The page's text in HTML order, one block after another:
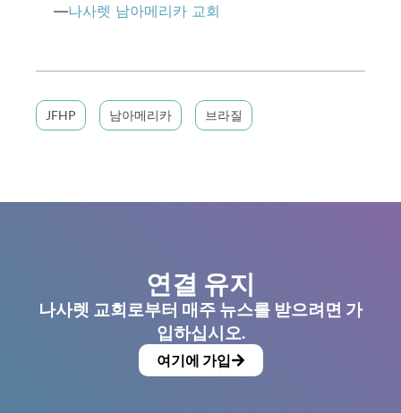
—나사렛 남아메리카 교회
JFHP 남아메리카 브라질
연결 유지
나사렛 교회로부터 매주 뉴스를 받으려면 가
입하십시오.
여기에 가입